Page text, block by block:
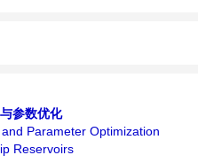
参数优化
Parameter Optimization
Reservoirs